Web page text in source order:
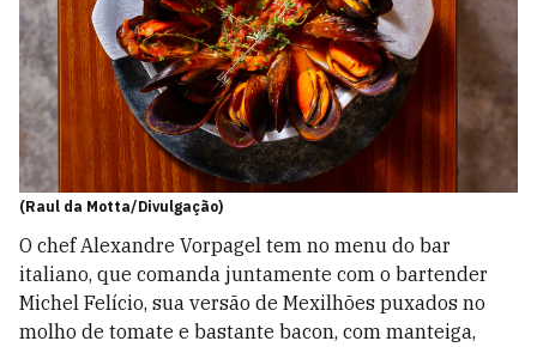
(Raul da Motta/Divulgação)
O chef Alexandre Vorpagel tem no menu do bar
italiano, que comanda juntamente com o bartender
Michel Felício, sua versão de Mexilhões puxados no
molho de tomate e bastante bacon, com manteiga,